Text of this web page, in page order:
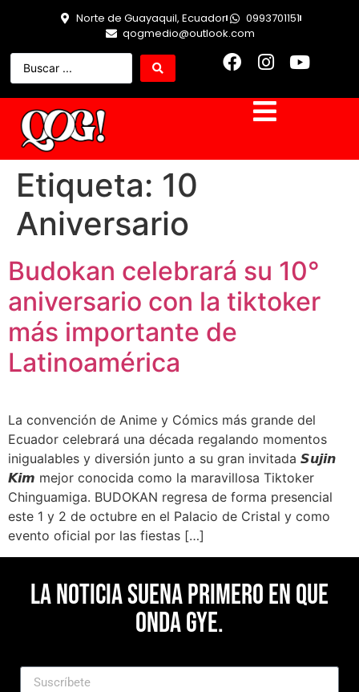
Norte de Guayaquil, Ecuador
0993701151
qogmedio@outlook.com
Etiqueta: 10
Aniversario
Budokan celebrará su 10°
aniversario con la tiktoker
más importante de
Latinoamérica
La convención de Anime y Cómics más grande del
Ecuador celebrará una década regalando momentos
inigualables y diversión junto a su gran invitada 𝙎𝙪𝙟𝙞𝙣
𝙆𝙞𝙢 mejor conocida como la maravillosa Tiktoker
Chinguamiga. BUDOKAN regresa de forma presencial
este 1 y 2 de octubre en el Palacio de Cristal y como
evento oficial por las fiestas […]
La noticia suena primero en Que
Onda Gye.